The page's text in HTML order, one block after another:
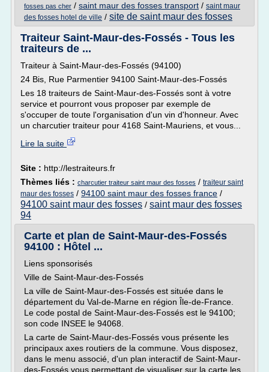
fosses pas cher / saint maur des fosses transport / saint maur
des fosses hotel de ville / site de saint maur des fosses
Traiteur Saint-Maur-des-Fossés - Tous les
traiteurs de ...
Traiteur à Saint-Maur-des-Fossés (94100)
24 Bis, Rue Parmentier 94100 Saint-Maur-des-Fossés
Les 18 traiteurs de Saint-Maur-des-Fossés sont à votre
service et pourront vous proposer par exemple de
s'occuper de toute l'organisation d'un vin d'honneur. Avec
un charcutier traiteur pour 4168 Saint-Mauriens, et vous...
Lire la suite
Site : http://lestraiteurs.fr
Thèmes liés : charcutier traiteur saint maur des fosses / traiteur saint
maur des fosses / 94100 saint maur des fosses france /
94100 saint maur des fosses / saint maur des fosses
94
Carte et plan de Saint-Maur-des-Fossés
94100 : Hôtel ...
Liens sponsorisés
Ville de Saint-Maur-des-Fossés
La ville de Saint-Maur-des-Fossés est située dans le
département du Val-de-Marne en région Île-de-France.
Le code postal de Saint-Maur-des-Fossés est le 94100;
son code INSEE le 94068.
La carte de Saint-Maur-des-Fossés vous présente les
principaux axes routiers de la commune. Vous disposez,
dans le menu associé, d'un plan interactif de Saint-Maur-
des-Fossés vous permettant de visualiser sur la carte les